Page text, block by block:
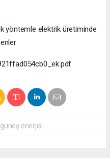
yöntemle elektrik üretiminde
enerjisi